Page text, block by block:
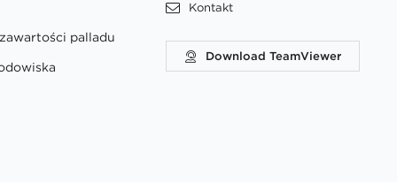
palladu
Kontakt
Download TeamViewer